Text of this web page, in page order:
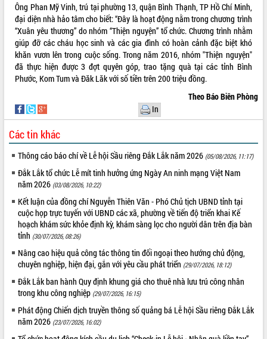
VIDEO
ALBUM ẢNH
LIÊN KẾT WEB
THỐNG KÊ TRUY CẬP
Hôm nay: 14160
Ông Phan Mỹ Vinh, trú tại phường 13, quận Bình Thạnh, TP Hồ Chí Minh,
đại diện nhà hảo tâm cho biết: “Đây là hoạt động nằm trong chương trình
“Xuân yêu thương” do nhóm “Thiện nguyện” tổ chức. Chương trình nhằm
giúp đỡ các cháu học sinh và các gia đình có hoàn cảnh đặc biệt khó
khăn vươn lên trong cuộc sống. Trong năm 2016, nhóm "Thiện nguyện"
đã thực hiện được 3 đợt quyên góp, trao tặng quà tại các tỉnh Bình
Phước, Kom Tum và Đăk Lăk với số tiền trên 200 triệu đồng.
Theo Báo Biên Phòng
In
Các tin khác
Thông cáo báo chí về Lễ hội Sầu riêng Đắk Lắk năm 2026 (05/08/2026, 11:17)
Đắk Lắk tổ chức Lễ mít tinh hưởng ứng Ngày An ninh mạng Việt Nam
năm 2026 (03/08/2026, 10:22)
Kết luận của đồng chí Nguyễn Thiên Văn - Phó Chủ tịch UBND tỉnh tại
cuộc họp trực tuyến với UBND các xã, phường về tiến độ triển khai Kế
hoạch khám sức khỏe định kỳ, khám sàng lọc cho người dân trên địa bàn
tỉnh (30/07/2026, 08:26)
Nâng cao hiệu quả công tác thông tin đối ngoại theo hướng chủ động,
chuyên nghiệp, hiện đại, gắn với yêu cầu phát triển (29/07/2026, 18:12)
Đắk Lắk ban hành Quy định khung giá cho thuê nhà lưu trú công nhân
trong khu công nghiệp (29/07/2026, 16:15)
Phát động Chiến dịch truyền thông số quảng bá Lễ hội Sầu riêng Đắk Lắk
năm 2026 (23/07/2026, 16:02)